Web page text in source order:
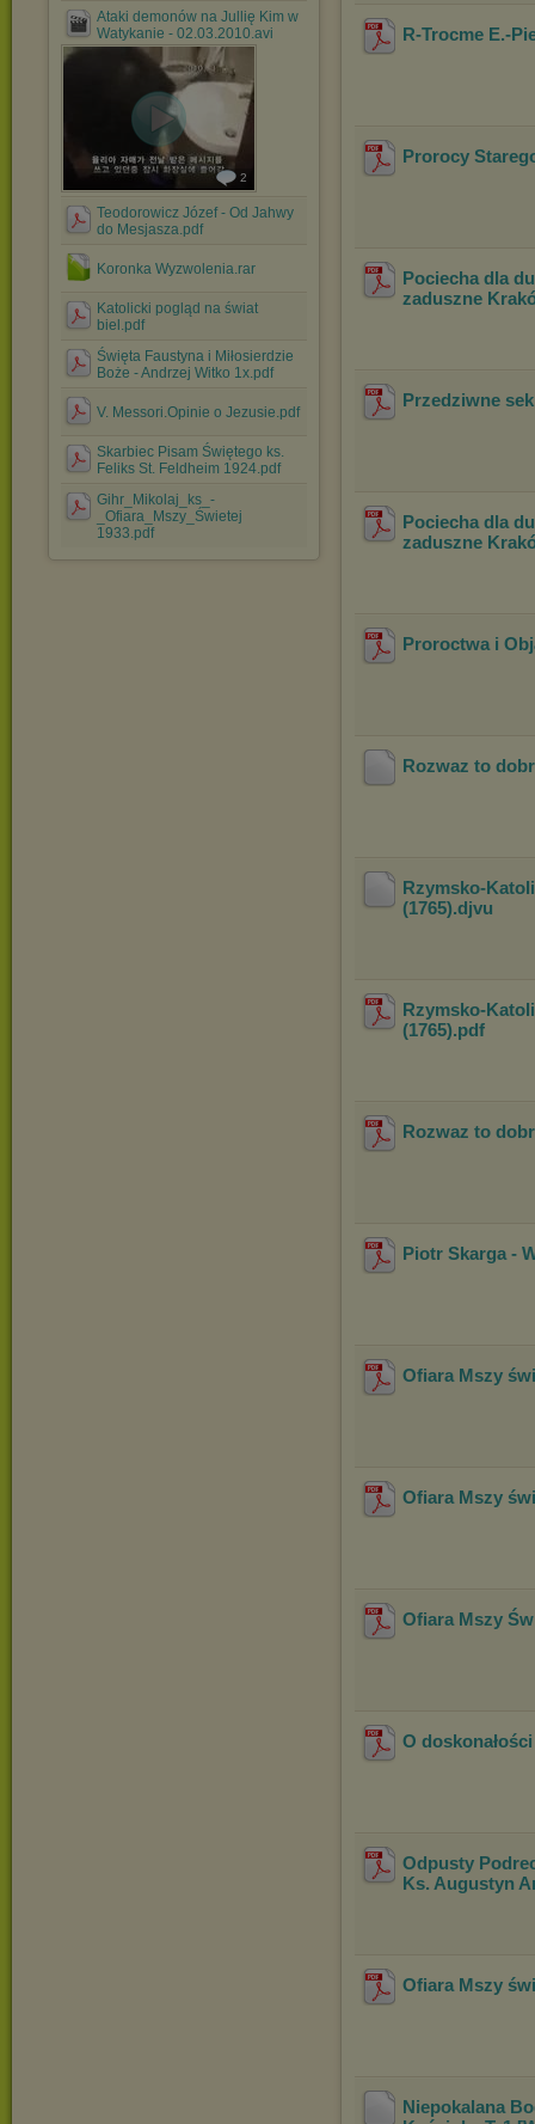
Ataki demonów na Jullię Kim w
Watykanie - 02.03.2010.avi
2
Teodorowicz Józef - Od Jahwy
do Mesjasza.pdf
Koronka Wyzwolenia.rar
Katolicki pogląd na świat
biel.pdf
Święta Faustyna i Miłosierdzie
Boże - Andrzej Witko 1x.pdf
V. Messori.Opinie o Jezusie.pdf
Skarbiec Pisam Świętego ks.
Feliks St. Feldheim 1924.pdf
Gihr_Mikolaj_ks_-
_Ofiara_Mszy_Świetej
1933.pdf
R-Trocme E.-
Prorocy
Pociecha dla
zaduszne
Przedziwne
Pociecha dla
zaduszne
Proroctwa i
Rozwaz to
Rzymsko-
(1765).djvu
Rzymsko-
(1765).pdf
Rozwaz to
Piotr Skarga -
Ofiara Mszy
Ofiara Mszy
Ofiara Mszy
O
Odpusty
Ks. Augustyn
Ofiara Mszy
Niepokalana